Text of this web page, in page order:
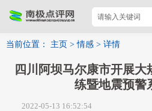
当前位置： 主页 >情感 > 详情
四川阿坝马尔康市开展
练暨地震预警
2022-05-13 16:52:54